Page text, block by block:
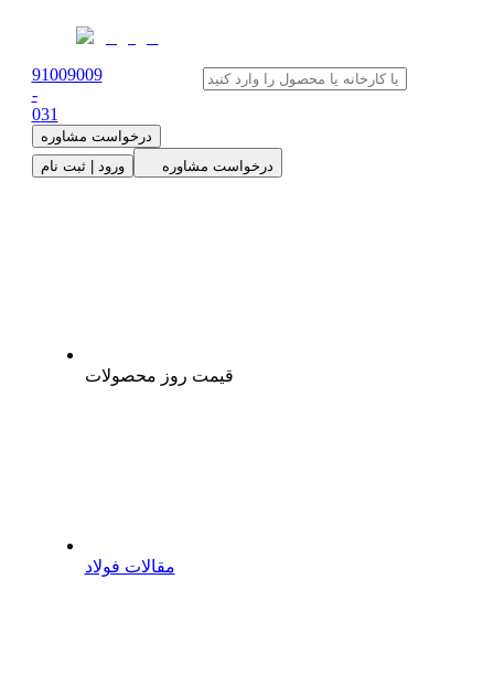
91009009
-
031
درخواست مشاوره
ورود | ثبت نام
درخواست مشاوره
قیمت روز محصولات
مقالات فولاد